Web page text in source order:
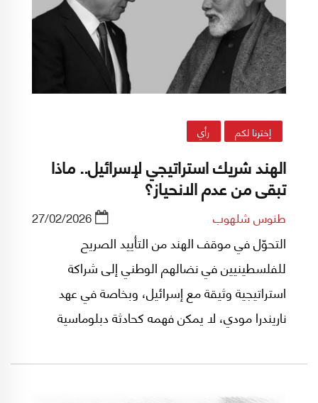
إخترنا لكم رأي
الهند شريك استراتيجي لإسرائيل.. ماذا
تبقى من عدم الانحياز؟
طنوس شلهوب 27/02/2026
التحوّل في موقف الهند من التأييد الصريح
للفلسطينيين في نضالهم الوطني إلى شراكة
استراتيجية وثيقة مع إسرائيل، وبخاصة في عهد
ناريندرا مودي، لا يمكن فهمه كحادثة دبلوماسية
الدولة الهندية نفسها: من دولة قائدة في حركة عدم
الانحياز إلى قوة قومية صاعدة تغلب مصالحها